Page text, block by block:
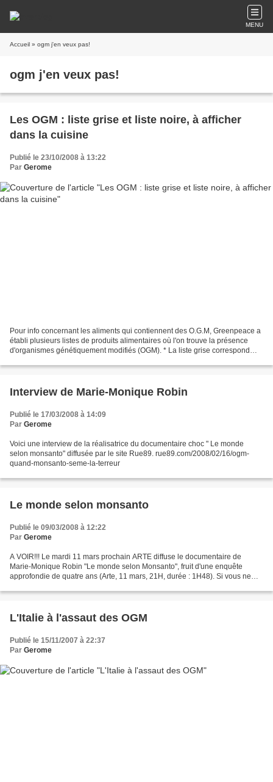
MENU
Accueil » ogm j'en veux pas!
ogm j'en veux pas!
Les OGM : liste grise et liste noire, à afficher
dans la cuisine
Publié le 23/10/2008 à 13:22
Par Gerome
Pour info concernant les aliments qui contiennent des O.G.M, Greenpeace a
établi plusieurs listes de produits alimentaires où l'on trouve la présence
d'organismes génétiquement modifiés (OGM). * La liste grise correspond
Interview de Marie-Monique Robin
Publié le 17/03/2008 à 14:09
Par Gerome
Voici une interview de la réalisatrice du documentaire choc " Le monde
selon monsanto" diffusée par le site Rue89. rue89.com/2008/02/16/ogm-
quand-monsanto-seme-la-terreur
Le monde selon monsanto
Publié le 09/03/2008 à 12:22
Par Gerome
A VOIR!!! Le mardi 11 mars prochain ARTE diffuse le documentaire de
Marie-Monique Robin "Le monde selon Monsanto", fruit d'une enquête
approfondie de quatre ans (Arte, 11 mars, 21H, durée : 1H48). Si vous ne
L'Italie à l'assaut des OGM
Publié le 15/11/2007 à 22:37
Par Gerome